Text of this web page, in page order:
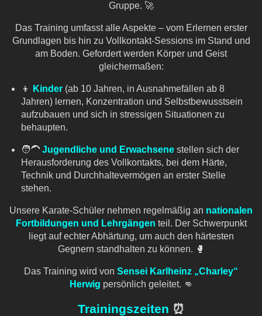
Gruppe. 🚀
Das Training umfasst alle Aspekte – vom Erlernen erster
Grundlagen bis hin zu Vollkontakt-Sessions im Stand und
am Boden. Gefordert werden Körper und Geist
gleichermaßen:
👦 Kinder (ab 10 Jahren, in Ausnahmefällen ab 8
Jahren) lernen, Konzentration und Selbstbewusstsein
aufzubauen und sich in stressigen Situationen zu
behaupten.
🧑🦱 Jugendliche und Erwachsene stellen sich der
Herausforderung des Vollkontakts, bei dem Härte,
Technik und Durchhaltevermögen an erster Stelle
stehen.
Unsere Karate-Schüler nehmen regelmäßig an nationalen
Fortbildungen und Lehrgängen teil. Der Schwerpunkt
liegt auf echter Abhärtung, um auch den härtesten
Gegnern standhalten zu können. 🥊
Das Training wird von Sensei Karlheinz „Charley“
Herwig persönlich geleitet. 👊
Trainingszeiten ⏰